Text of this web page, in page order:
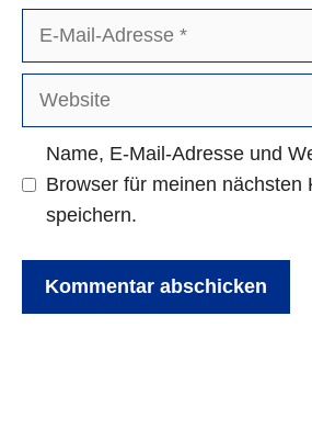
Website
Name, E-Mail-Adresse und
Browser für meinen nächsten
speichern.